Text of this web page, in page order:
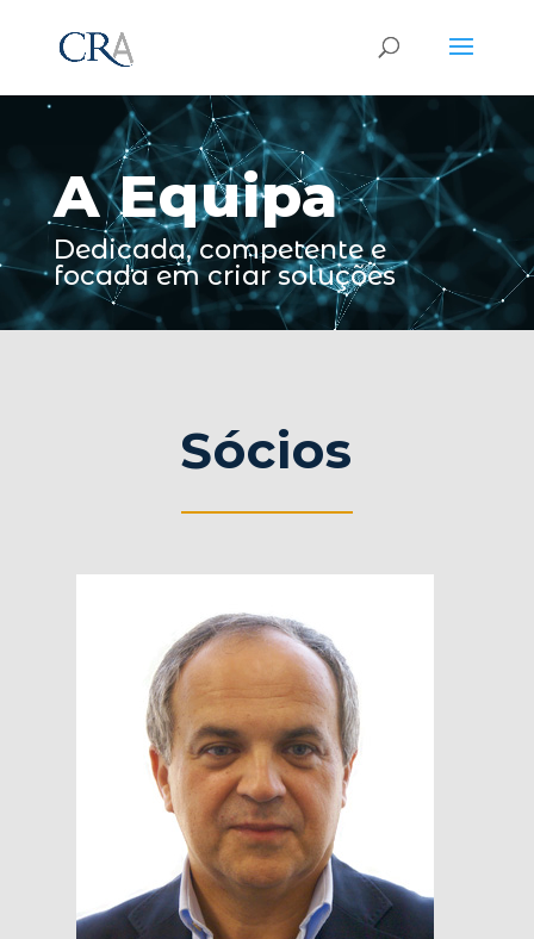
Reprodutor
A Equipa
Dedicada, competente e
focada em criar soluções
Sócios